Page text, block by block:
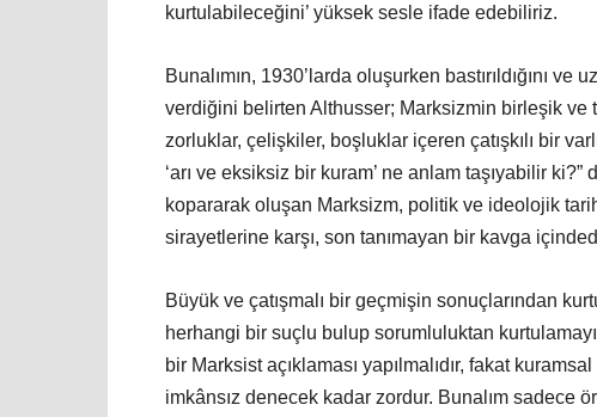
kurtulabileceğini’ yüksek sesle ifade edebiliriz.
Bunalımın, 1930’larda oluşurken bastırıldığını
verdiğini belirten Althusser; Marksizmin birleşik ve
zorluklar, çelişkiler, boşluklar içeren çatışkılı bir
‘arı ve eksiksiz bir kuram’ ne anlam taşıyabilir
kopararak oluşan Marksizm, politik ve ideolojik
sirayetlerine karşı, son tanımayan bir kavga
Büyük ve çatışmalı bir geçmişin sonuçlarından
herhangi bir suçlu bulup sorumluluktan
bir Marksist açıklaması yapılmalıdır, fakat
imkânsız denecek kadar zordur. Bunalım sadece